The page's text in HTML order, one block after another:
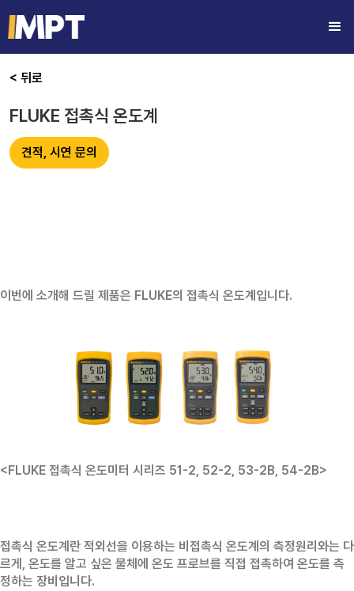
< 뒤로
FLUKE 접촉식 온도계
견적, 시연 문의
이번에 소개해 드릴 제품은 FLUKE의 접촉식 온도계입니다.
<FLUKE 접촉식 온도미터 시리즈 51-2, 52-2, 53-2B, 54-2B>
접촉식 온도계란 적외선을 이용하는 비접촉식 온도계의 측정원리와는 다
르게, 온도를 알고 싶은 물체에 온도 프로브를 직접 접촉하여 온도를 측
정하는 장비입니다.